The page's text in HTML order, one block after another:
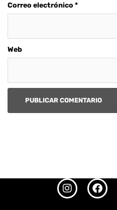
Correo electrónico *
Web